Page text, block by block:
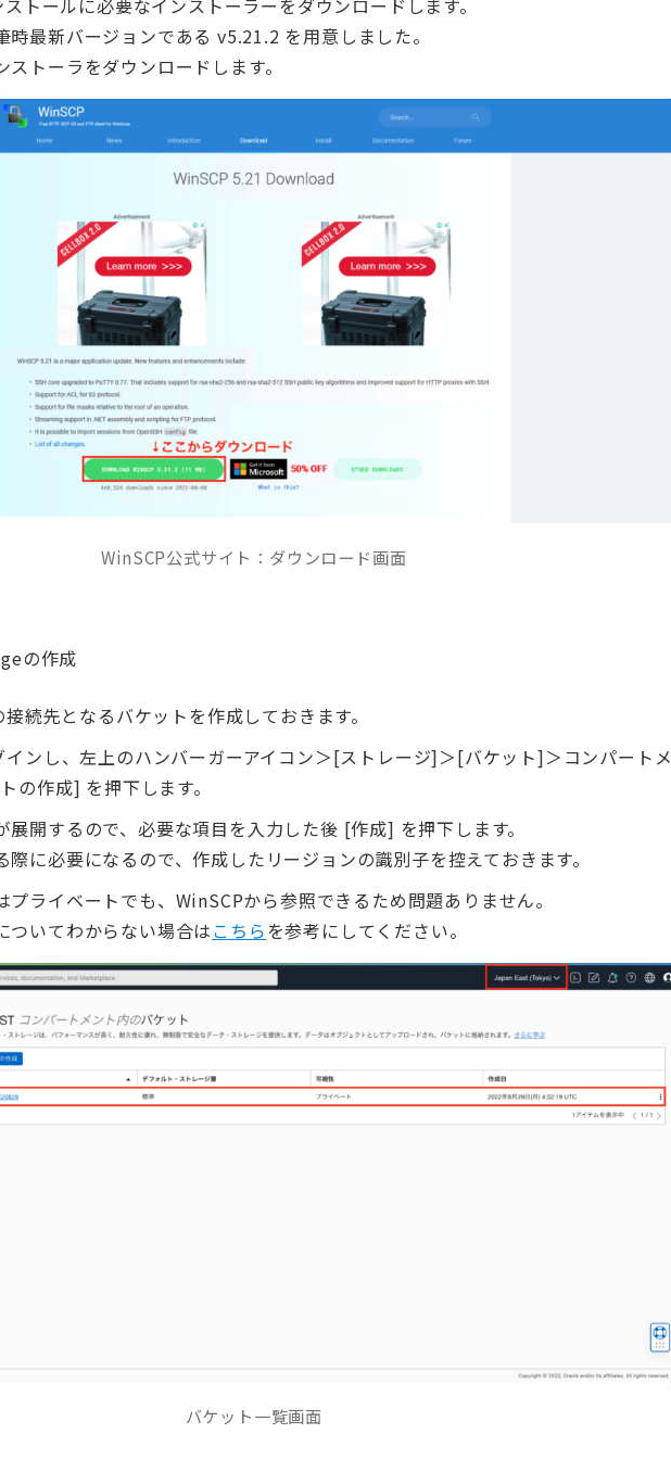
時最新バージョンである v5.21.2 を用意しました。
ストーラをダウンロードします。
WinSCP公式サイト：ダウンロード画面
の作成
続先となるバケットを作成しておきます。
ンし、左上のハンバーガーアイコン＞[ストレージ]＞[バケット]＞コンパートメ
の作成] を押下します。
展開するので、必要な項目を入力した後 [作成] を押下します。
際に必要になるので、作成したリージョンの識別子を控えておきます。
ライベートでも、WinSCPから参照できるため問題ありません。
いてわからない場合はこちらを参考にしてください。
バケット一覧画面